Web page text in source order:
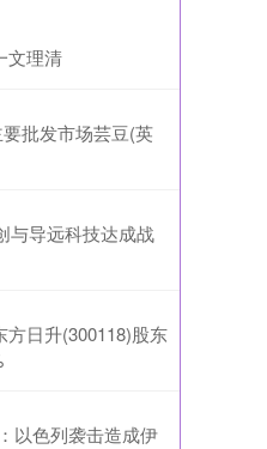
文理清
批发市场芸豆(英
与导远科技达成战
日升(300118)股东
以色列袭击造成伊